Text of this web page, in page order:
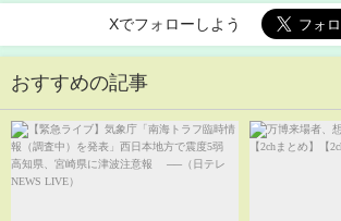
Xでフォローしよう
おすすめの記事